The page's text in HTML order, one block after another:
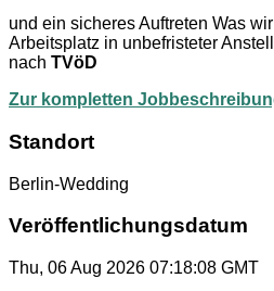
und ein sicheres Auftreten​ Was
Arbeitsplatz in unbefristeter
nach TVöD
Zur kompletten
Standort
Berlin-Wedding
Veröffentlichungsdatum
Thu, 06 Aug 2026 07:18:08 GMT